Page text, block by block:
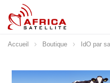
Allez au contenu
Accueil Boutique IdO par